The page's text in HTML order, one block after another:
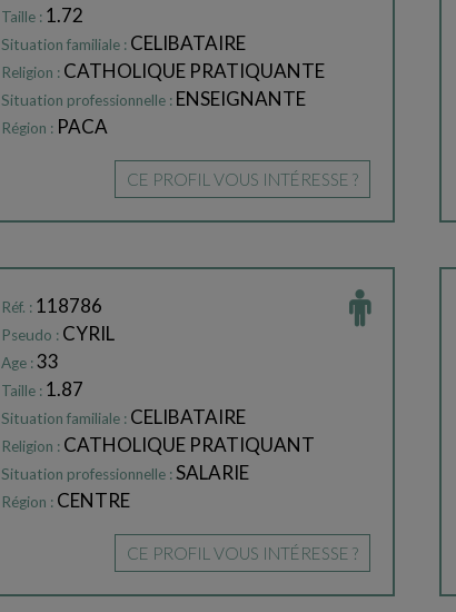
Taille :1.72
Situation familiale :CELIBATAIRE
Religion :CATHOLIQUE PRATIQUANTE
Situation professionnelle :ENSEIGNANTE
Région :PACA
CE PROFIL VOUS INTÉRESSE ?
Réf. :118786
Pseudo :CYRIL
Age :33
Taille :1.87
Situation familiale :CELIBATAIRE
Religion :CATHOLIQUE PRATIQUANT
Situation professionnelle :SALARIE
Région :CENTRE
CE PROFIL VOUS INTÉRESSE ?